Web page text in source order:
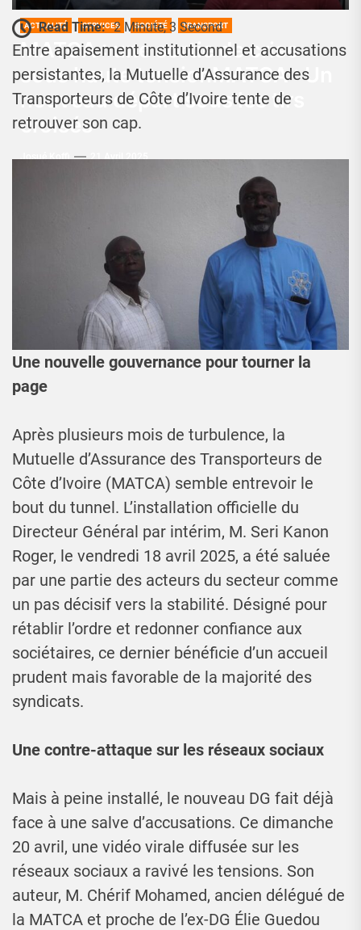
ACTUALITÉ SERVICES SOCIÉTÉ TRANSPORT
MATCA : une sortie de crise
sous haute tensionMATCA : Un
nouveau départ sous les tirs
croisés
Josué Koffi 21 Avril 2025
Read Time: 2 Minute, 3 Second
Entre apaisement institutionnel et accusations
persistantes, la Mutuelle d’Assurance des
Transporteurs de Côte d’Ivoire tente de
retrouver son cap.
Une nouvelle gouvernance pour tourner la
page
Après plusieurs mois de turbulence, la
Mutuelle d’Assurance des Transporteurs de
Côte d’Ivoire (MATCA) semble entrevoir le
bout du tunnel. L’installation officielle du
Directeur Général par intérim, M. Seri Kanon
Roger, le vendredi 18 avril 2025, a été saluée
par une partie des acteurs du secteur comme
un pas décisif vers la stabilité. Désigné pour
rétablir l’ordre et redonner confiance aux
sociétaires, ce dernier bénéficie d’un accueil
prudent mais favorable de la majorité des
syndicats.
Une contre-attaque sur les réseaux sociaux
Mais à peine installé, le nouveau DG fait déjà
face à une salve d’accusations. Ce dimanche
20 avril, une vidéo virale diffusée sur les
réseaux sociaux a ravivé les tensions. Son
auteur, M. Chérif Mohamed, ancien délégué de
la MATCA et proche de l’ex-DG Élie Guedou